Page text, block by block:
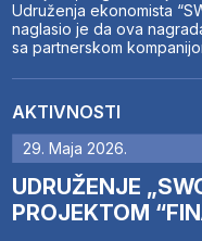
Udruženja ekonomista
naglasio je da ova
sa partnerskom
AKTIVNOSTI
29. Maja 2026.
UDRUŽENJE
PROJEKTOM